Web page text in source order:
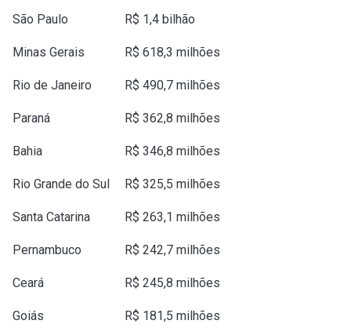
São Paulo R$ 1,4 bilhão
Minas Gerais R$ 618,3 milhões
Rio de Janeiro R$ 490,7 milhões
Paraná R$ 362,8 milhões
Bahia R$ 346,8 milhões
Rio Grande do Sul R$ 325,5 milhões
Santa Catarina R$ 263,1 milhões
Pernambuco R$ 242,7 milhões
Ceará R$ 245,8 milhões
Goiás R$ 181,5 milhões